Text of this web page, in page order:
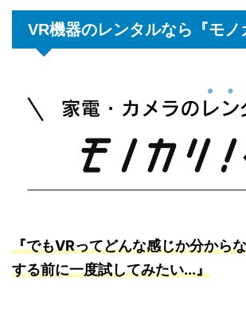
VR機器のレンタルなら『モノ
『でもVRってどんな感じか分から
する前に一度試してみたい...』